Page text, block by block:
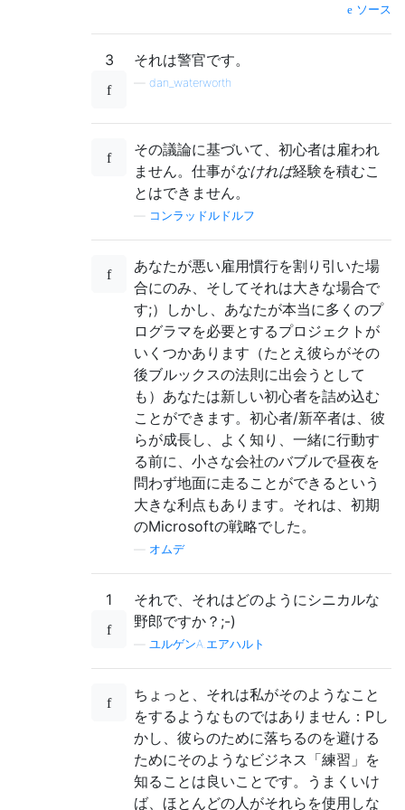
ソース
3 それは警官です。
dan_waterworth
その議論に基づいて、初心者は雇われ
ません。仕事がなければ経験を積むこ
とはできません。
コンラッドルドルフ
あなたが悪い雇用慣行を割り引いた場
合にのみ、そしてそれは大きな場合で
す;）しかし、あなたが本当に多くのプ
ログラマを必要とするプロジェクトが
いくつかあります（たとえ彼らがその
後ブルックスの法則に出会うとして
も）あなたは新しい初心者を詰め込む
ことができます。初心者/新卒者は、彼
らが成長し、よく知り、一緒に行動す
る前に、小さな会社のバブルで昼夜を
問わず地面に走ることができるという
大きな利点もあります。それは、初期
のMicrosoftの戦略でした。
オムデ
1
それで、それはどのようにシニカルな
野郎ですか？;-)
ユルゲンA.エアハルト
ちょっと、それは私がそのようなこと
をするようなものではありません：Pし
かし、彼らのために落ちるのを避ける
ためにそのようなビジネス「練習」を
知ることは良いことです。うまくいけ
ば、ほとんどの人がそれらを使用しな